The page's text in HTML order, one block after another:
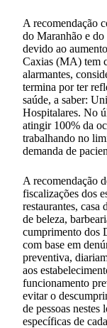
A recomendação
do Maranhão e
devido ao
Caxias (MA) tem
alarmantes,
termina por ter
saúde, a saber:
Hospitalares. No
atingir 100% da
trabalhando no
demanda de
A recomendação
fiscalizações dos
restaurantes, casa
de beleza,
cumprimento dos
com base em
preventiva,
aos
funcionamento
evitar o
de pessoas nestes
específicas de